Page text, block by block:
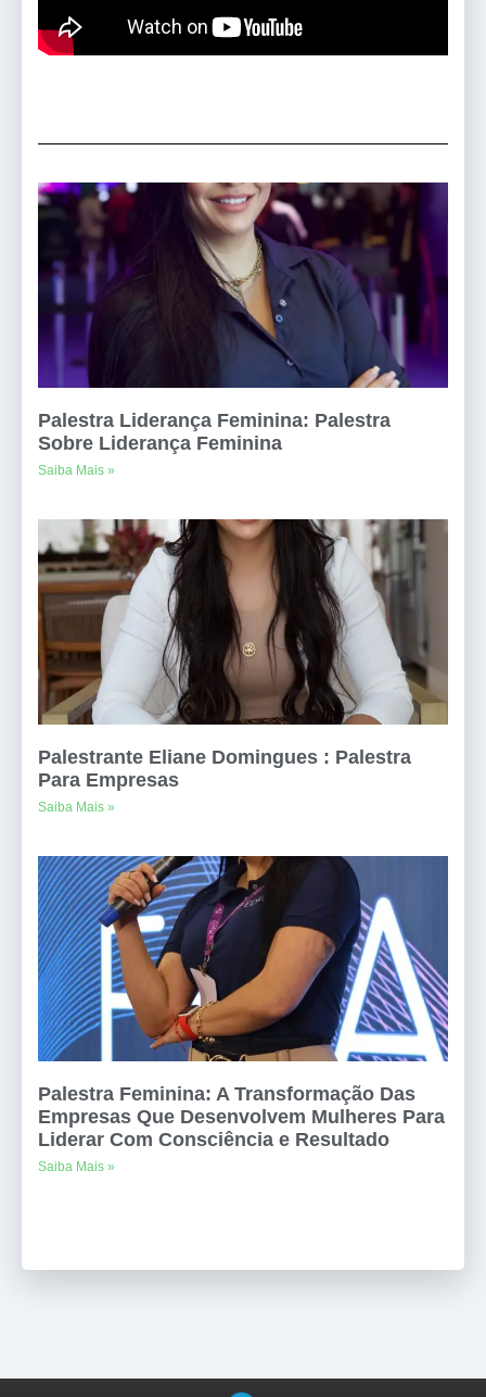
Palestra Liderança Feminina: Palestra
Sobre Liderança Feminina
Saiba Mais »
Palestrante Eliane Domingues : Palestra
Para Empresas
Saiba Mais »
Palestra Feminina: A Transformação Das
Empresas Que Desenvolvem Mulheres Para
Liderar Com Consciência e Resultado
Saiba Mais »